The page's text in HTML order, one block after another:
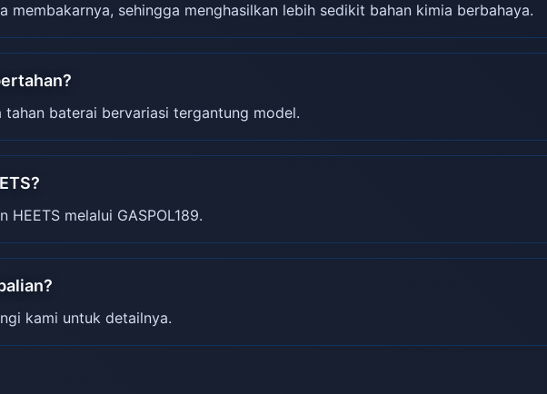
membakarnya, sehingga menghasilkan lebih sedikit bahan kimia berbahaya.
tahan baterai bervariasi tergantung model.
melalui GASPOL189.
kami untuk detailnya.